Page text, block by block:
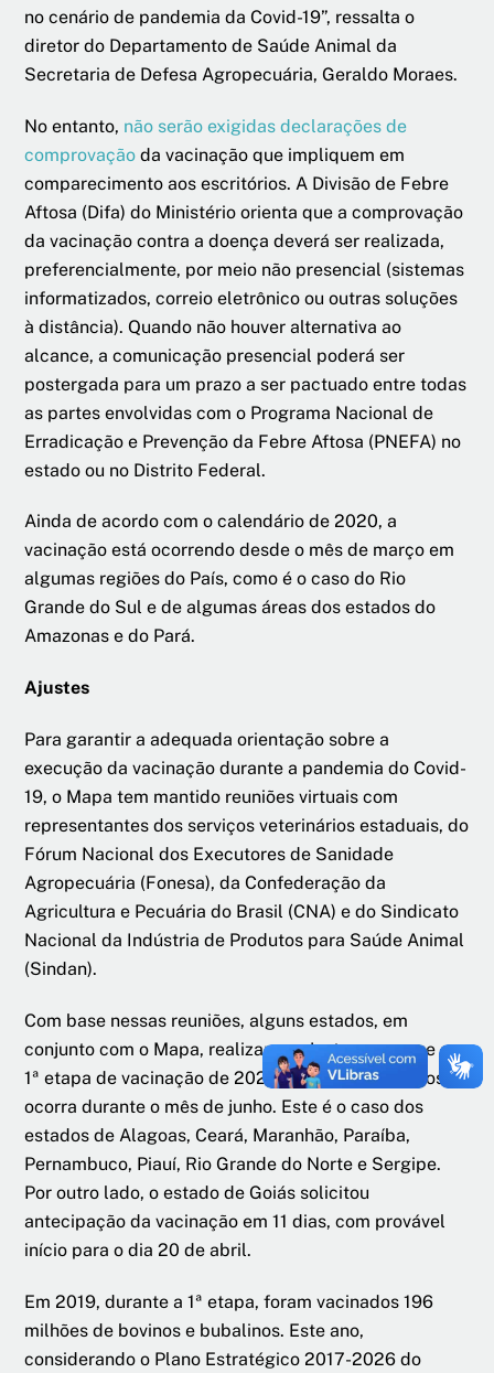
no cenário de pandemia da Covid-19”, ressalta o
diretor do Departamento de Saúde Animal da
Secretaria de Defesa Agropecuária, Geraldo Moraes.
No entanto, não serão exigidas declarações de
comprovação da vacinação que impliquem em
comparecimento aos escritórios. A Divisão de Febre
Aftosa (Difa) do Ministério orienta que a comprovação
da vacinação contra a doença deverá ser realizada,
preferencialmente, por meio não presencial (sistemas
informatizados, correio eletrônico ou outras soluções
à distância). Quando não houver alternativa ao
alcance, a comunicação presencial poderá ser
postergada para um prazo a ser pactuado entre todas
as partes envolvidas com o Programa Nacional de
Erradicação e Prevenção da Febre Aftosa (PNEFA) no
estado ou no Distrito Federal.
Ainda de acordo com o calendário de 2020, a
vacinação está ocorrendo desde o mês de março em
algumas regiões do País, como é o caso do Rio
Grande do Sul e de algumas áreas dos estados do
Amazonas e do Pará.
Ajustes
Para garantir a adequada orientação sobre a
execução da vacinação durante a pandemia do Covid-
19, o Mapa tem mantido reuniões virtuais com
representantes dos serviços veterinários estaduais, do
Fórum Nacional dos Executores de Sanidade
Agropecuária (Fonesa), da Confederação da
Agricultura e Pecuária do Brasil (CNA) e do Sindicato
Nacional da Indústria de Produtos para Saúde Animal
(Sindan).
Com base nessas reuniões, alguns estados, em
conjunto com o Mapa, realizaram ajustes para que a
1ª etapa de vacinação de 2020 contra a febre aftosa
ocorra durante o mês de junho. Este é o caso dos
estados de Alagoas, Ceará, Maranhão, Paraíba,
Pernambuco, Piauí, Rio Grande do Norte e Sergipe.
Por outro lado, o estado de Goiás solicitou
antecipação da vacinação em 11 dias, com provável
início para o dia 20 de abril.
Em 2019, durante a 1ª etapa, foram vacinados 196
milhões de bovinos e bubalinos. Este ano,
considerando o Plano Estratégico 2017-2026 do